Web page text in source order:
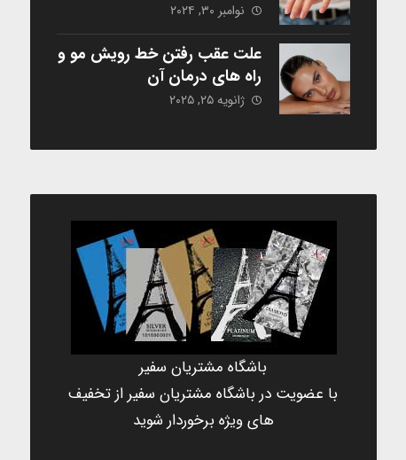
نوامبر ۳۰, ۲۰۲۴
علت عقب رفتن خط رویش مو و
راه های درمان آن
ژانویه ۲۵, ۲۰۲۵
باشگاه مشتریان سفیر
با عضویت در باشگاه مشتریان سفیر از تخفیف
های ویژه برخوردار شوید